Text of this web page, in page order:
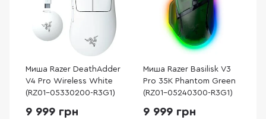
Миша Razer DeathAdder
V4 Pro Wireless White
(RZ01-05330200-R3G1)
9 999 грн
Миша Razer Basilisk V3
Pro 35K Phantom Green
(RZ01-05240300-R3G1)
9 999 грн